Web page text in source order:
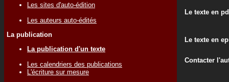
Les sites d'auto-édition
Les auteurs auto-édités
La publication
La publication d'un texte
Les calendriers des publications
L'écriture sur mesure
Le texte en
Le texte en
Contacter